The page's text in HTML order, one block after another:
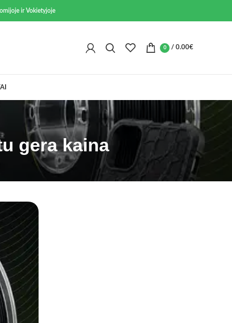
ir Vokietyjoje
0 / 0.00€
gera kaina